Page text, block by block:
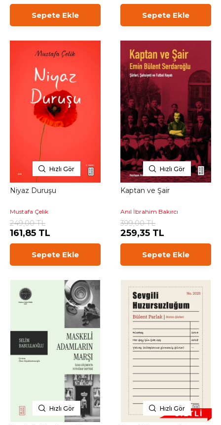
Sepete Ekle Sepete Ekle
Hızlı Gör
Niyaz Duruşu
Mustafa Çelik
249,00 TL
161,85 TL
Sepete Ekle
Hızlı Gör
Kaptan ve Şair
Anıl İbrahim Bakırcı
399,00 TL
259,35 TL
Sepete Ekle
Hızlı Gör Hızlı Gör